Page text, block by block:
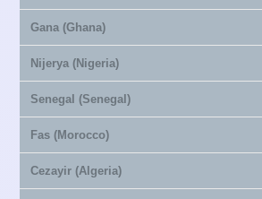
Gana (Ghana)
Nijerya (Nigeria)
Senegal (Senegal)
Fas (Morocco)
Cezayir (Algeria)